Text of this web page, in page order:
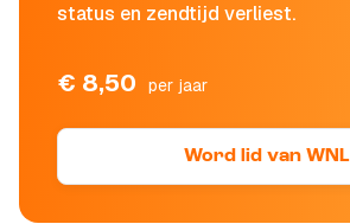
status en zendtijd verliest.
€ 8,50 per jaar
Word lid van WNL